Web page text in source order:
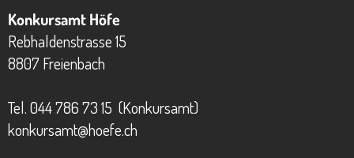
Konkursamt Höfe
Rebhaldenstrasse 15
8807 Freienbach
Tel.044 786 73 15 (Konkursamt)
konkursamt@hoefe.ch